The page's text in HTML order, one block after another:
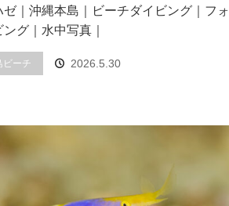
ゼ｜沖縄本島｜ビーチダイビング｜フォ
ング｜水中写真｜
ビーチ 2026.5.30